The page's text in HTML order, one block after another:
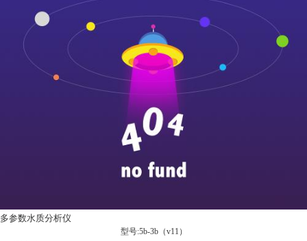
多参数水质分析仪
型号:5b-3b（v11）